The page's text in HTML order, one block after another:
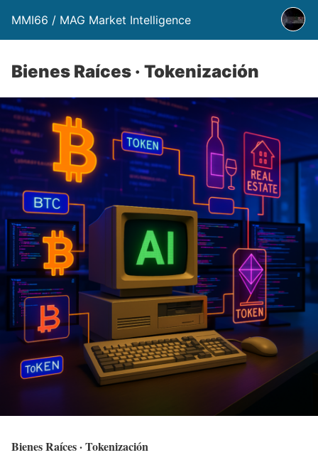
MMI66 / MAG Market Intelligence
Bienes Raíces · Tokenización
Bienes Raíces · Tokenización